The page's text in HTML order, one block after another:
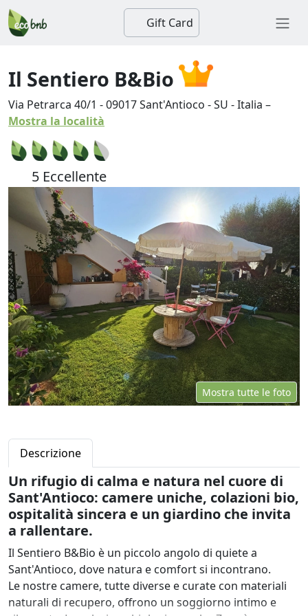
Gift Card
Il Sentiero B&Bio
Via Petrarca 40/1 -09017Sant'Antioco -SU -Italia –
Mostra la località
5 Eccellente
Mostra tutte le foto
Descrizione
Un rifugio di calma e natura nel cuore di
Sant'Antioco: camere uniche, colazioni bio,
ospitalità sincera e un giardino che invita
a rallentare.
Il Sentiero B&Bio è un piccolo angolo di quiete a
Sant'Antioco, dove natura e comfort si incontrano.
Le nostre camere, tutte diverse e curate con materiali
naturali di recupero, offrono un soggiorno intimo e